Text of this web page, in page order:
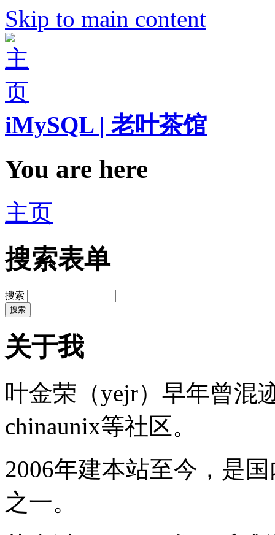
Skip to main content
iMySQL | 老叶茶馆
You are here
主页
搜索表单
搜索
关于我
叶金荣（yejr）早年曾混
chinaunix等社区。
2006年建本站至今，是
之一。